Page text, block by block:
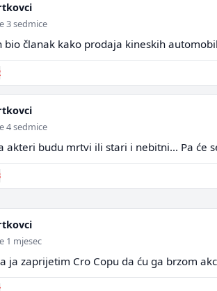
3 sedmice
bio članak kako prodaja kineskih
4 sedmice
akteri budu mrtvi ili stari i nebitni... Pa će
1 mjesec
ja zaprijetim Cro Copu da ću ga brzom